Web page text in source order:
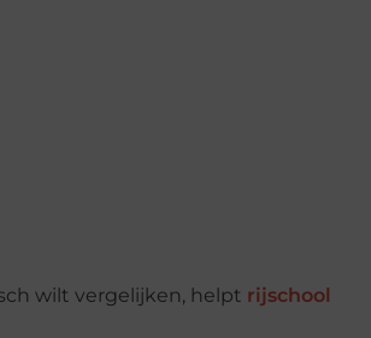
wilt vergelijken, helpt rijschool